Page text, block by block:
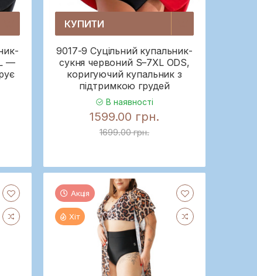
—
КУПИТИ
9017-9 Суцільний купальник-
сукня червоний S–7XL ODS,
коригуючий купальник з
підтримкою грудей
В наявності
1599.00 грн.
1699.00 грн.
Акція
Хіт